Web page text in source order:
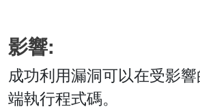
影響:
成功利用漏洞可以在受影
端執行程式碼。